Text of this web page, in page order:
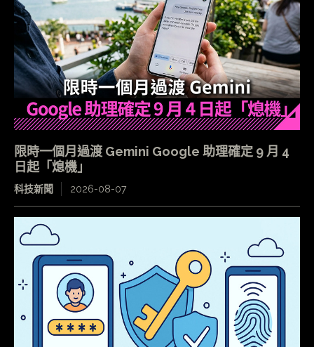
限時一個月過渡 Gemini Google 助理確定 9 月 4
日起「熄機」
科技新聞 2026-08-07